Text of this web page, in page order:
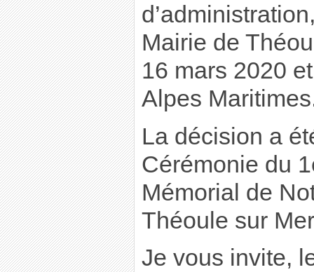
Mairie de
16 mars 2020
Alpes
La décision a
Cérémonie du
Mémorial de
Théoule sur
Je vous invite,